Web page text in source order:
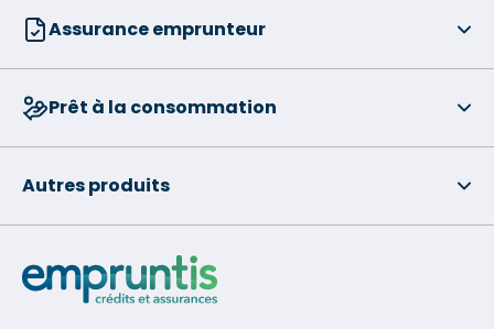
Assurance emprunteur
Prêt à la consommation
Autres produits